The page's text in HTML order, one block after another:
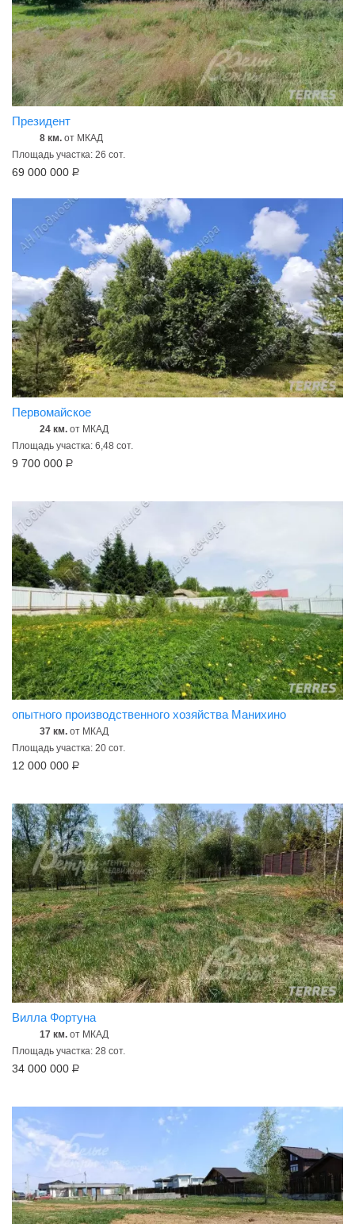
Президент
8 км. от МКАД
Площадь участка: 26 сот.
69 000 000 Р
Первомайское
24 км. от МКАД
Площадь участка: 6,48 сот.
9 700 000 Р
опытного производственного хозяйства Манихино
37 км. от МКАД
Площадь участка: 20 сот.
12 000 000 Р
Вилла Фортуна
17 км. от МКАД
Площадь участка: 28 сот.
34 000 000 Р